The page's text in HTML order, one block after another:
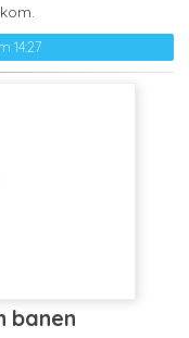
14:27
banen